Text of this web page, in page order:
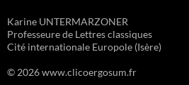
Karine UNTERMARZONER
Professeure de Lettres classiques
Cité internationale Europole (Isère)
© 2026 www.clicoergosum.fr